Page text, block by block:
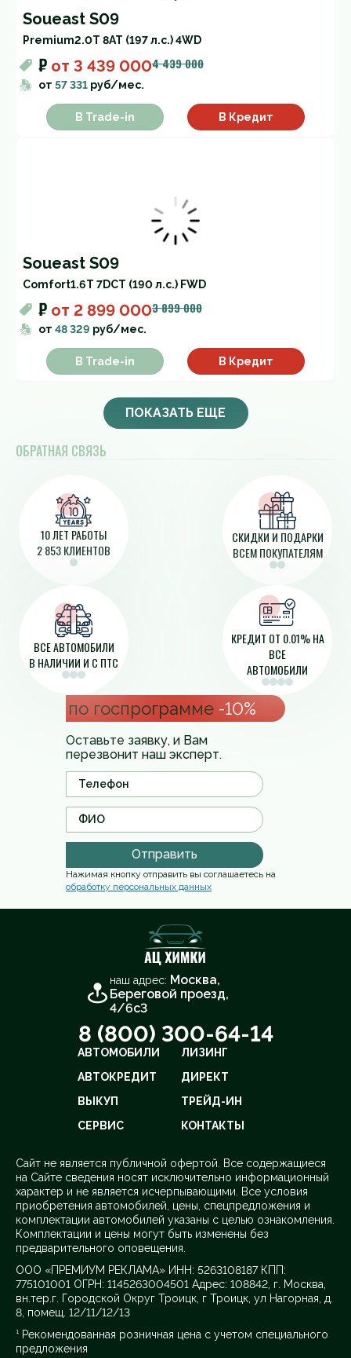
Soueast S09
Premium2.0T 8AT (197 л.с.) 4WD
₽ от 3 439 0004 439 000
от 57 331 руб/мес.
В Trade-in В Кредит
Soueast S09
Comfort1.6T 7DCT (190 л.с.) FWD
₽ от 2 899 0003 899 000
от 48 329 руб/мес.
В Trade-in В Кредит
ПОКАЗАТЬ ЕЩЕ
ОБРАТНАЯ СВЯЗЬ
по госпрограмме -10%
Оставьте заявку, и Вам
перезвонит наш эксперт.
Отправить
Нажимая кнопку отправить вы соглашаетесь на
обработку персональных данных
10 ЛЕТ РАБОТЫ
2 853 КЛИЕНТОВ
СКИДКИ И ПОДАРКИ
ВСЕМ ПОКУПАТЕЛЯМ
ВСЕ АВТОМОБИЛИ
В НАЛИЧИИ И С ПТС
КРЕДИТ ОТ 0.01% НА
ВСЕ
АВТОМОБИЛИ
наш адрес: Москва,
Береговой проезд,
4/6с3
8 (800) 300-64-14
АВТОМОБИЛИ
ЛИЗИНГ
АВТОКРЕДИТ
ДИРЕКТ
ВЫКУП
ТРЕЙД-ИН
СЕРВИС
КОНТАКТЫ
Cайт не является публичной офертой. Все содержащиеся
на Сайте сведения носят исключительно информационный
характер и не является исчерпывающими. Все условия
приобретения автомобилей, цены, спецпредложения и
комплектации автомобилей указаны с целью ознакомления.
Комплектации и цены могут быть изменены без
предварительного оповещения.
ООО «ПРЕМИУМ РЕКЛАМА» ИНН: 5263108187 КПП:
775101001 ОГРН: 1145263004501 Адрес: 108842, г. Москва,
вн.тер.г. Городской Округ Троицк, г Троицк, ул Нагорная, д.
8, помещ. 12/11/12/13
¹ Рекомендованная розничная цена с учетом специального
предложения